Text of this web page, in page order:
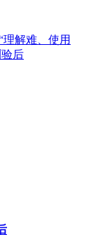
解难、使用
后